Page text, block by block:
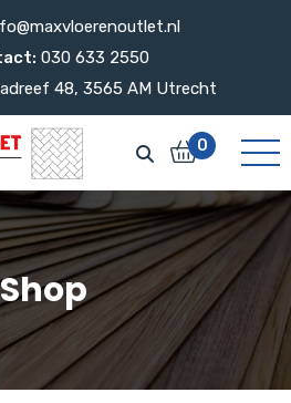
030 633 2550
48, 3565 AM Utrecht
0
Shop